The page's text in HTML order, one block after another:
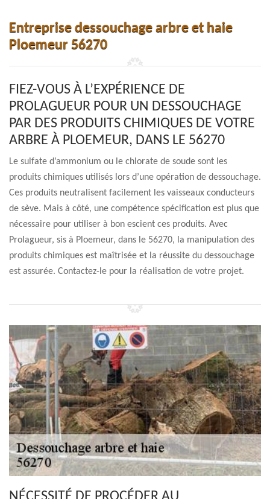
Entreprise dessouchage arbre et haie
Ploemeur 56270
FIEZ-VOUS À L’EXPÉRIENCE DE
PROLAGUEUR POUR UN DESSOUCHAGE
PAR DES PRODUITS CHIMIQUES DE VOTRE
ARBRE À PLOEMEUR, DANS LE 56270
Le sulfate d’ammonium ou le chlorate de soude sont les
produits chimiques utilisés lors d’une opération de dessouchage.
Ces produits neutralisent facilement les vaisseaux conducteurs
de sève. Mais à côté, une compétence spécification est plus que
nécessaire pour utiliser à bon escient ces produits. Avec
Prolagueur, sis à Ploemeur, dans le 56270, la manipulation des
produits chimiques est maîtrisée et la réussite du dessouchage
est assurée. Contactez-le pour la réalisation de votre projet.